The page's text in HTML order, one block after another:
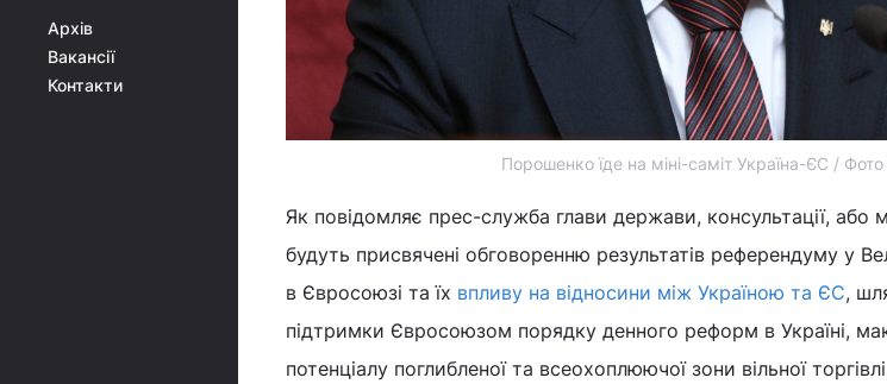
Архів
Вакансії
Контакти
Порошенко їде на міні-саміт Україна-ЄС /
Як повідомляє прес-служба глави держави, консультації, або
будуть присвячені обговоренню результатів референдуму у
в Євросоюзі та їх впливу на відносини між Україною та ЄС,
підтримки Євросоюзом порядку денного реформ в Україні,
потенціалу поглибленої та всеохоплюючої зони вільної